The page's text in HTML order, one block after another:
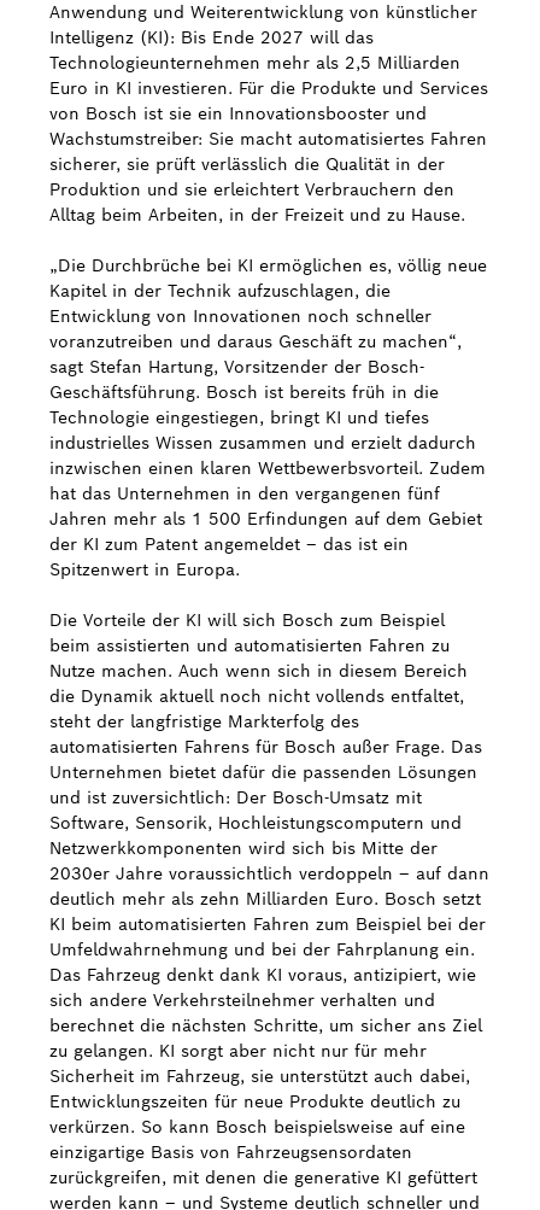
Anwendung und Weiterentwicklung von künstlicher
Intelligenz (KI): Bis Ende 2027 will das
Technologieunternehmen mehr als 2,5 Milliarden
Euro in KI investieren. Für die Produkte und Services
von Bosch ist sie ein Innovationsbooster und
Wachstumstreiber: Sie macht automatisiertes Fahren
sicherer, sie prüft verlässlich die Qualität in der
Produktion und sie erleichtert Verbrauchern den
Alltag beim Arbeiten, in der Freizeit und zu Hause.
„Die Durchbrüche bei KI ermöglichen es, völlig neue
Kapitel in der Technik aufzuschlagen, die
Entwicklung von Innovationen noch schneller
voranzutreiben und daraus Geschäft zu machen“,
sagt Stefan Hartung, Vorsitzender der Bosch-
Geschäftsführung. Bosch ist bereits früh in die
Technologie eingestiegen, bringt KI und tiefes
industrielles Wissen zusammen und erzielt dadurch
inzwischen einen klaren Wettbewerbsvorteil. Zudem
hat das Unternehmen in den vergangenen fünf
Jahren mehr als 1 500 Erfindungen auf dem Gebiet
der KI zum Patent angemeldet – das ist ein
Spitzenwert in Europa.
Die Vorteile der KI will sich Bosch zum Beispiel
beim assistierten und automatisierten Fahren zu
Nutze machen. Auch wenn sich in diesem Bereich
die Dynamik aktuell noch nicht vollends entfaltet,
steht der langfristige Markterfolg des
automatisierten Fahrens für Bosch außer Frage. Das
Unternehmen bietet dafür die passenden Lösungen
und ist zuversichtlich: Der Bosch-Umsatz mit
Software, Sensorik, Hochleistungscomputern und
Netzwerkkomponenten wird sich bis Mitte der
2030er Jahre voraussichtlich verdoppeln – auf dann
deutlich mehr als zehn Milliarden Euro. Bosch setzt
KI beim automatisierten Fahren zum Beispiel bei der
Umfeldwahrnehmung und bei der Fahrplanung ein.
Das Fahrzeug denkt dank KI voraus, antizipiert, wie
sich andere Verkehrsteilnehmer verhalten und
berechnet die nächsten Schritte, um sicher ans Ziel
zu gelangen. KI sorgt aber nicht nur für mehr
Sicherheit im Fahrzeug, sie unterstützt auch dabei,
Entwicklungszeiten für neue Produkte deutlich zu
verkürzen. So kann Bosch beispielsweise auf eine
einzigartige Basis von Fahrzeugsensordaten
zurückgreifen, mit denen die generative KI gefüttert
werden kann – und Systeme deutlich schneller und